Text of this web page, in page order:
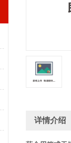
详情介绍